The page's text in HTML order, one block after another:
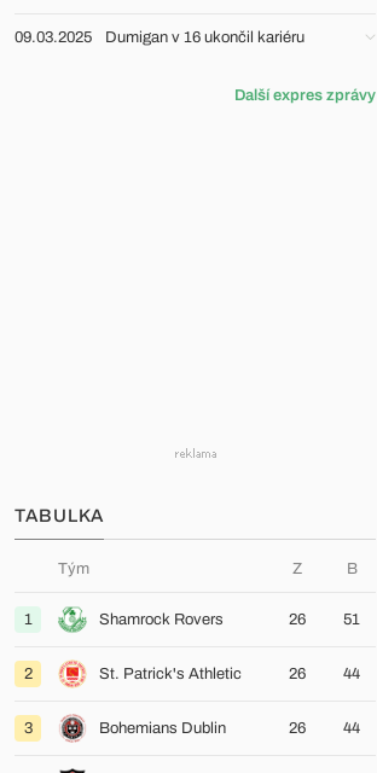
09.03.2025 Dumigan v 16 ukončil kariéru
Další expres zprávy
TABULKA
Tým Z B
1 Shamrock Rovers 26 51
2 St. Patrick's Athletic 26 44
3 Bohemians Dublin 26 44